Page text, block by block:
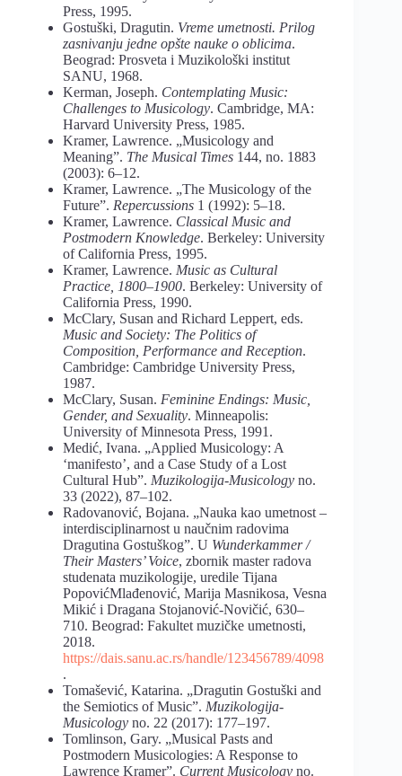
Press, 1995.
Gostuški, Dragutin. Vreme umetnosti. Prilog
zasnivanju jedne opšte nauke o oblicima.
Beograd: Prosveta i Muzikološki institut
SANU, 1968.
Kerman, Joseph. Contemplating Music:
Challenges to Musicology. Cambridge, MA:
Harvard University Press, 1985.
Kramer, Lawrence. „Musicology and
Meaning”. The Musical Times 144, no. 1883
(2003): 6–12.
Kramer, Lawrence. „The Musicology of the
Future”. Repercussions 1 (1992): 5–18.
Kramer, Lawrence. Classical Music and
Postmodern Knowledge. Berkeley: University
of California Press, 1995.
Kramer, Lawrence. Music as Cultural
Practice, 1800–1900. Berkeley: University of
California Press, 1990.
McClary, Susan and Richard Leppert, eds.
Music and Society: The Politics of
Composition, Performance and Reception.
Cambridge: Cambridge University Press,
1987.
McClary, Susan. Feminine Endings: Music,
Gender, and Sexuality. Minneapolis:
University of Minnesota Press, 1991.
Medić, Ivana. „Applied Musicology: A
‘manifesto’, and a Case Study of a Lost
Cultural Hub”. Muzikologija-Musicology no.
33 (2022), 87–102.
Radovanović, Bojana. „Nauka kao umetnost –
interdisciplinarnost u naučnim radovima
Dragutina Gostuškog”. U Wunderkammer /
Their Masters’ Voice, zbornik master radova
studenata muzikologije, uredile Tijana
PopovićMlađenović, Marija Masnikosa, Vesna
Mikić i Dragana Stojanović-Novičić, 630–
710. Beograd: Fakultet muzičke umetnosti,
2018.
https://dais.sanu.ac.rs/handle/123456789/4098
.
Tomašević, Katarina. „Dragutin Gostuški and
the Semiotics of Music”. Muzikologija-
Musicology no. 22 (2017): 177–197.
Tomlinson, Gary. „Musical Pasts and
Postmodern Musicologies: A Response to
Lawrence Kramer”. Current Musicology no.